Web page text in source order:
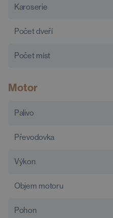
Karoserie
Počet dveří
Počet míst
Motor
Palivo
Převodovka
Výkon
Objem motoru
Pohon